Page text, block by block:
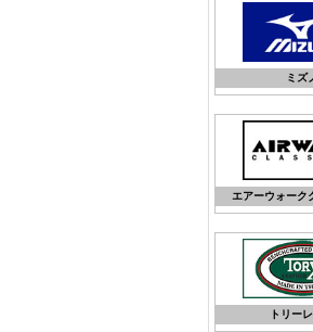
ミズ
エアーウォーク
トリー